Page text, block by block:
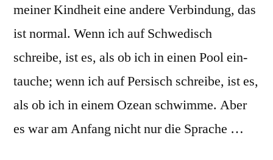
meiner Kindheit eine andere Verbindung, das
ist normal. Wenn ich auf Schwedisch
schreibe, ist es, als ob ich in einen Pool ein­
tauche; wenn ich auf Persisch schreibe, ist es,
als ob ich in einem Ozean schwimme. Aber
es war am Anfang nicht nur die Sprache …